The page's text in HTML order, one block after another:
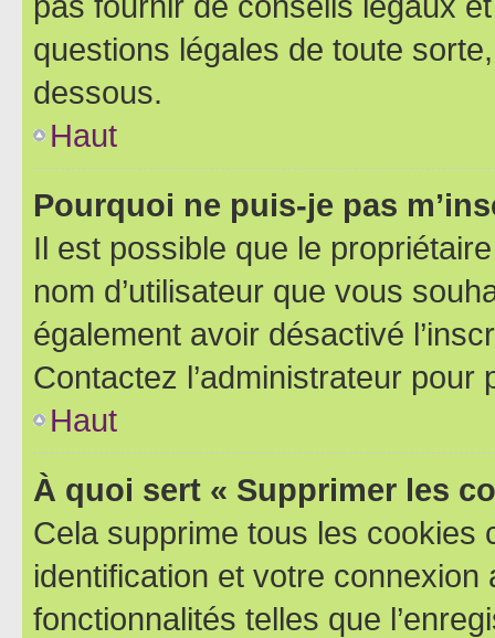
questions légales de toute
dessous.
Haut
Pourquoi ne puis-je pas
Il est possible que le
nom d’utilisateur que vous
également avoir désactivé
Contactez l’administrateur
Haut
À quoi sert « Supprimer les
Cela supprime tous les cookies
identification et votre
fonctionnalités telles que